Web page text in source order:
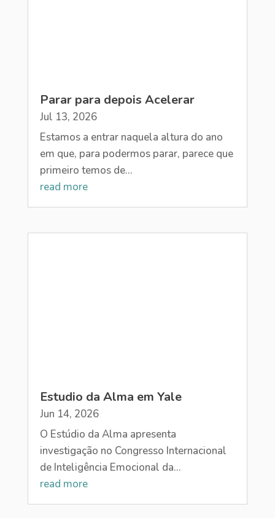
Parar para depois Acelerar
Jul 13, 2026
Estamos a entrar naquela altura do ano
em que, para podermos parar, parece que
primeiro temos de...
read more
Estudio da Alma em Yale
Jun 14, 2026
O Estúdio da Alma apresenta
investigação no Congresso Internacional
de Inteligência Emocional da...
read more